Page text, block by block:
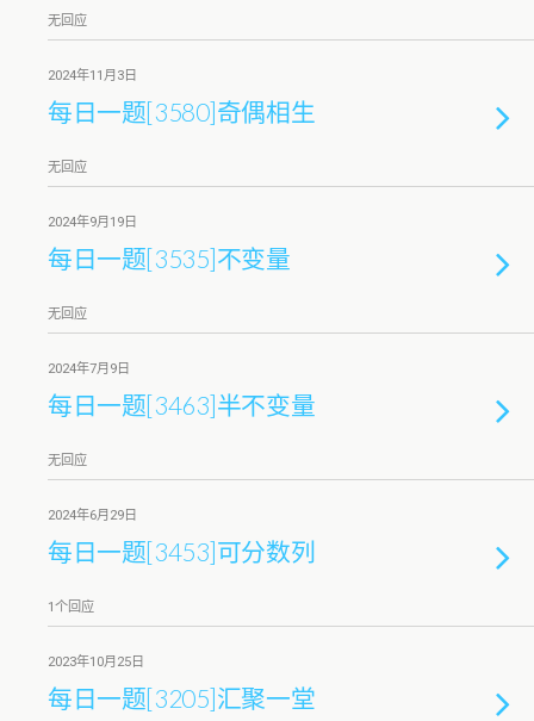
无回应
2024年11月3日
每日一题[3580]奇偶相生
无回应
2024年9月19日
每日一题[3535]不变量
无回应
2024年7月9日
每日一题[3463]半不变量
无回应
2024年6月29日
每日一题[3453]可分数列
1个回应
2023年10月25日
每日一题[3205]汇聚一堂